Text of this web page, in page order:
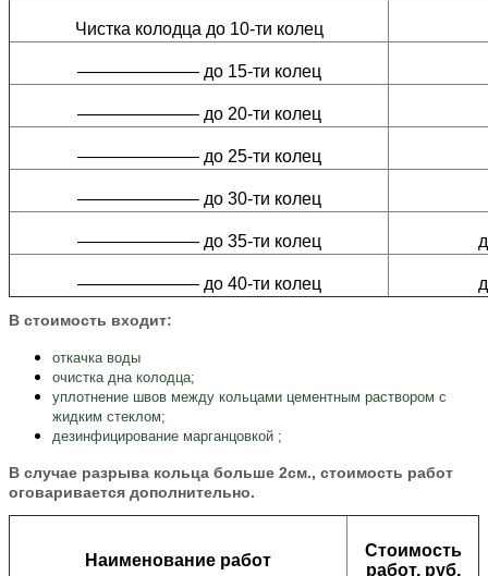
Чистка колодца до 10-ти колец
——————— до 15-ти колец
——————— до 20-ти колец
——————— до 25-ти колец
——————— до 30-ти колец
——————— до 35-ти колец
——————— до 40-ти колец
В стоимость входит:
откачка воды
очистка дна колодца;
уплотнение швов между кольцами цементным раствором с
жидким стеклом;
дезинфицирование марганцовкой ;
В случае разрыва кольца больше 2см., стоимость работ
оговаривается дополнительно.
Наименование работ
Стоимость
работ, руб.